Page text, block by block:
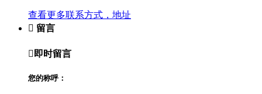
查看更多联系方式，地址
 留言
 即时留言
您的称呼：